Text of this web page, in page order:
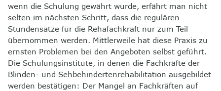
wenn die Schulung gewährt wurde, erfährt man nicht
selten im nächsten Schritt, dass die regulären
Stundensätze für die Rehafachkraft nur zum Teil
übernommen werden. Mittlerweile hat diese Praxis zu
ernsten Problemen bei den Angeboten selbst geführt.
Die Schulungsinstitute, in denen die Fachkräfte der
Blinden- und Sehbehindertenrehabilitation ausgebildet
werden bestätigen: Der Mangel an Fachkräften auf